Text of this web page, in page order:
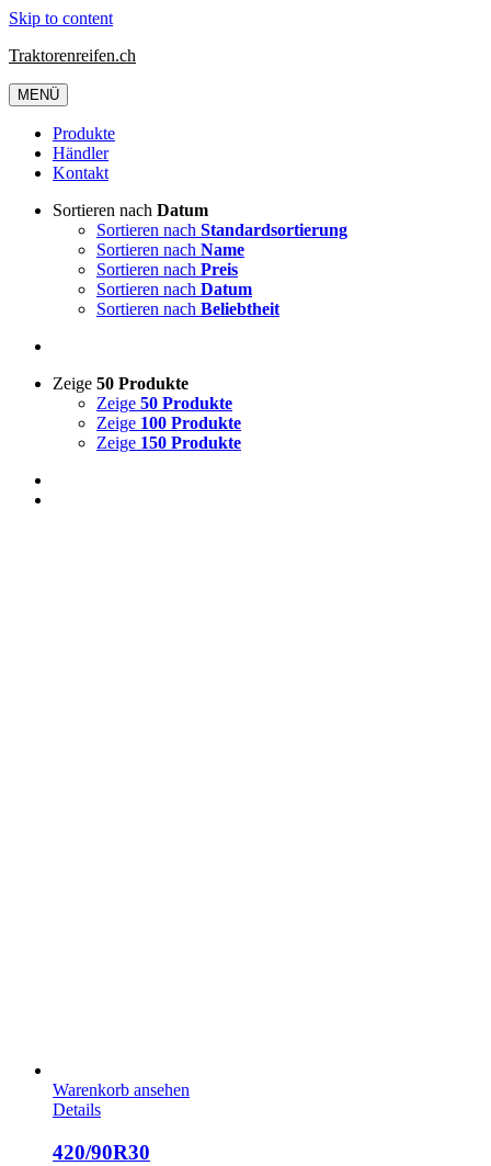
Skip to content
Traktorenreifen.ch
MENÜ
Produkte
Händler
Kontakt
Sortieren nach Datum
Sortieren nach Standardsortierung
Sortieren nach Name
Sortieren nach Preis
Sortieren nach Datum
Sortieren nach Beliebtheit
Zeige 50 Produkte
Zeige 50 Produkte
Zeige 100 Produkte
Zeige 150 Produkte
Warenkorb ansehen
Details
420/90R30